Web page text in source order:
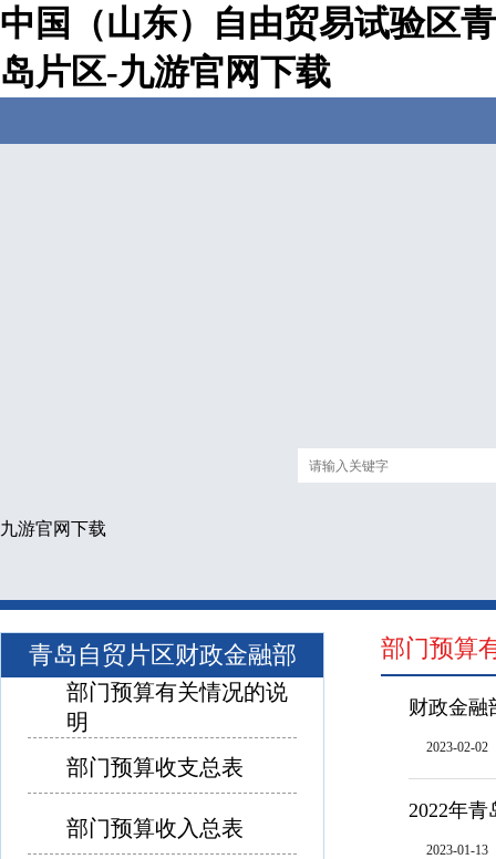
中国（山东）自由贸易试验区青
岛片区-九游官网下载
九游官网下载
青岛自贸片区财政金融部
部门预算有关情况的说
明
部门预算收支总表
部门预算收入总表
部门预算
财政金融
2023-02-02
2022年
2023-01-13